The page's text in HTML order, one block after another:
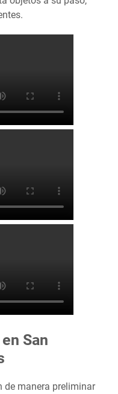
San
de manera preliminar